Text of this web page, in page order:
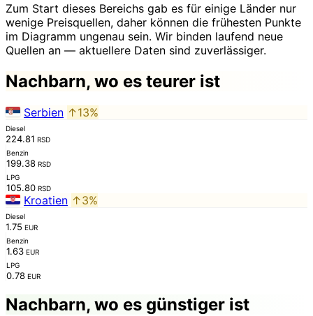
Zum Start dieses Bereichs gab es für einige Länder nur
wenige Preisquellen, daher können die frühesten Punkte
im Diagramm ungenau sein. Wir binden laufend neue
Quellen an — aktuellere Daten sind zuverlässiger.
Nachbarn, wo es teurer ist
Serbien ↑13%
Diesel
224.81 RSD
Benzin
199.38 RSD
LPG
105.80 RSD
Kroatien ↑3%
Diesel
1.75 EUR
Benzin
1.63 EUR
LPG
0.78 EUR
Nachbarn, wo es günstiger ist